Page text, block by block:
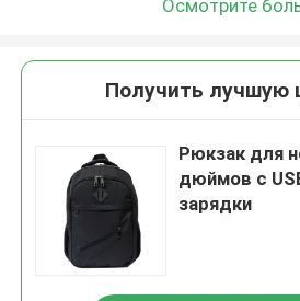
Осмотрите
Получить лучшую
Рюкзак для
дюймов с
зарядки